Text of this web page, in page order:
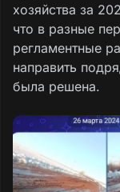
хозяйства за
что в разные
регламентные
направить
была решена.